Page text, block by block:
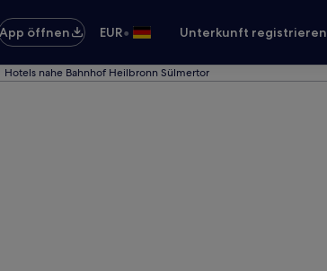
App öffnen EUR• Unterkunft registrieren
Hotels nahe Bahnhof Heilbronn Sülmertor